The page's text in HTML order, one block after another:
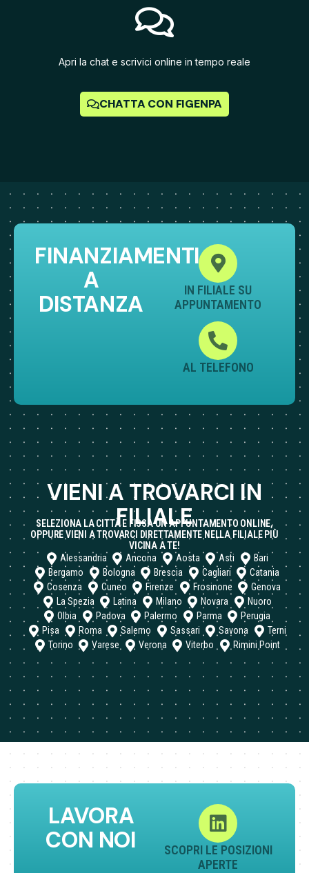
Apri la chat e scrivici online in tempo reale
CHATTA CON FIGENPA
FINANZIAMENTI
A
DISTANZA
IN FILIALE SU
APPUNTAMENTO
AL TELEFONO
VIENI A TROVARCI IN
FILIALE
SELEZIONA LA CITTÀ E FISSA UN APPUNTAMENTO ONLINE,
OPPURE VIENI A TROVARCI DIRETTAMENTE NELLA FILIALE PIÙ
VICINA A TE!
Alessandria
Ancona Aosta Asti
Bari
Bergamo
Bologna Brescia Cagliari
Catania
Cosenza
Cuneo Firenze Frosinone
Genova
La Spezia
Latina Milano Novara
Nuoro
Olbia
Padova Palermo Parma
Perugia
Pisa
Roma Salerno Sassari Savona
Terni
Torino
Varese Verona Viterbo Rimini Point
LAVORA
CON NOI
SCOPRI LE POSIZIONI
APERTE